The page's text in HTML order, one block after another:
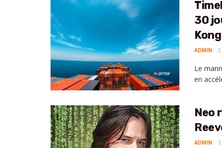
30
Kong
ADMIN
Le
en
Neo
ADMIN